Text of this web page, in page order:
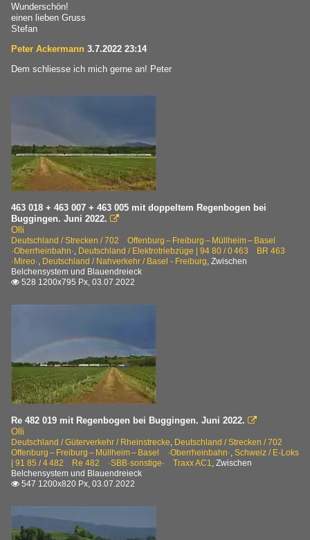
Wunderschön!
einen lieben Gruss
Stefan
Peter Ackermann 3.7.2022 23:14
Dem schliesse ich mich gerne an! Peter
463 018 + 463 007 + 463 005 mit doppeltem Regenbogen bei
Buggingen. Juni 2022. 
Olli
Deutschland / Strecken / 702 Offenburg – Freiburg – Müllheim – Basel
·Oberrheinbahn·, Deutschland / Elektrotriebzüge | 94 80 / 0 463 BR 463
·Mireo·, Deutschland / Nahverkehr / Basel - Freiburg, Zwischen
Belchensystem und Blauendreieck
 528 1200x795 Px, 03.07.2022
Re 482 019 mit Regenbogen bei Buggingen. Juni 2022. 
Olli
Deutschland / Güterverkehr / Rheinstrecke, Deutschland / Strecken / 702
Offenburg – Freiburg – Müllheim – Basel ·Oberrheinbahn·, Schweiz / E-Loks
| 91 85 / 4 482 Re 482 ·SBB·sonstige· Traxx AC1, Zwischen
Belchensystem und Blauendreieck
 547 1200x820 Px, 03.07.2022